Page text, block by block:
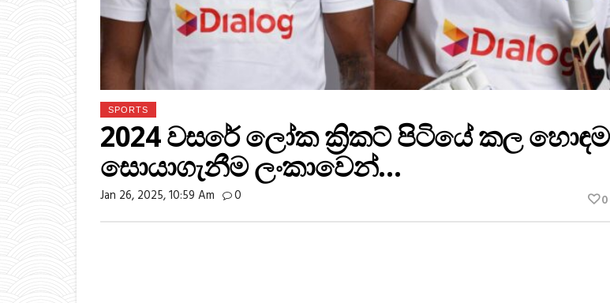
SPORTS
2024 වසරේ ලෝක ක්‍රිකට් පිටියේ කල හොඳම
සොයාගැනීම ලංකාවෙන්…
Jan 26, 2025, 10:59 Am 0 0